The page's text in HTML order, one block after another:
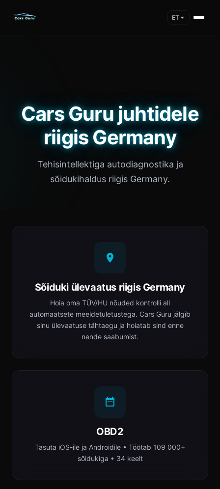
ET
Cars Guru juhtidele
riigis Germany
Tehisintellektiga autodiagnostika ja
sõidukihaldus riigis Germany.
Sõiduki ülevaatus riigis Germany
Hoia oma TÜV/HU nõuded kontrolli all
automaatsete meeldetuletustega. Cars Guru jälgib
sinu ülevaatuse tähtaegu ja hoiatab sind enne
nende saabumist.
OBD2
Tasuta iOS-ile ja Androidile • Töötab 109 000+
sõidukiga • 34 keelt